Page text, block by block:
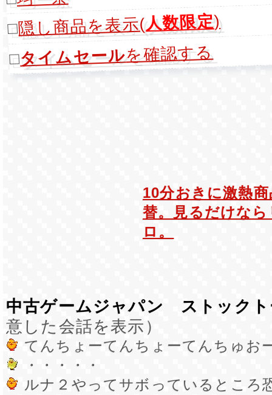
□隠し商品を表示(人数限定)
□タイムセールを確認する
10分おきに激熱
替。見るだけな
ロ。
中古ゲームジャパン ストックト
意した会話を表示）
てんちょーてんちょーてんちゅお
・・・・・
ルナ２やってサボっているところ